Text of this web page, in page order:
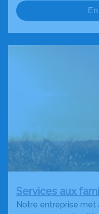
Services aux
Notre entreprise met